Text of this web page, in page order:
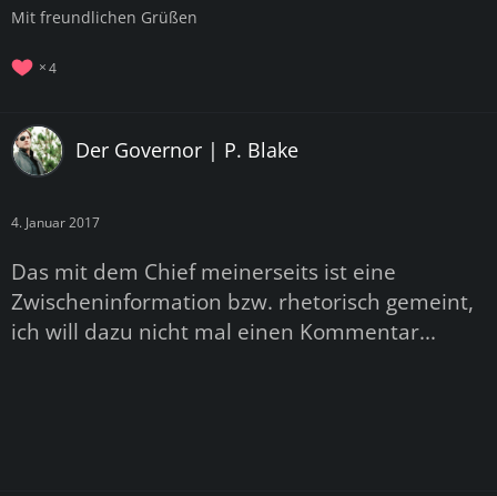
Mit freundlichen Grüßen
4
Der Governor | P. Blake
4. Januar 2017
Das mit dem Chief meinerseits ist eine
Zwischeninformation bzw. rhetorisch gemeint,
ich will dazu nicht mal einen Kommentar...